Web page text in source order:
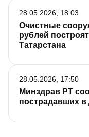
Очистные
рублей
Татарстана
28.05.2026, 18:03
Минздрав РТ
пострадавших в
28.05.2026, 17:50